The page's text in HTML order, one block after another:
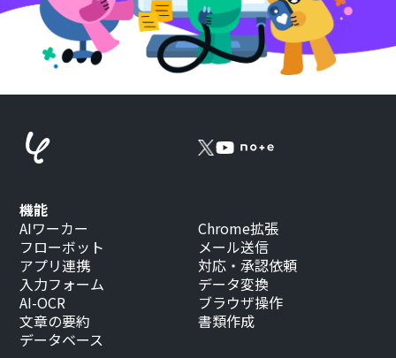
機能
AIワーカー
フローボット
アプリ連携
入力フォーム
AI-OCR
文章の要約
データベース
Chrome拡張
メール送信
対応・承認依頼
データ変換
ブラウザ操作
書類作成